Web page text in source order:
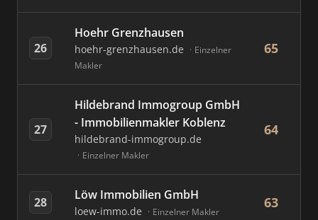
26
Hoehr Grenzhausen
hoehr-grenzhausen.de
Einzelner
Makler
65
27
Hildebrand Immogroup GmbH
- Immobilienmakler Koblenz
hildebrand-immogroup.de
Einzelner Makler
64
28 Löw Immobilien GmbH
loew-immo.de Einzelner Makler
63